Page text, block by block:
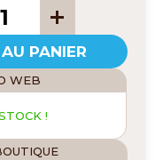
PANIER
WEB
!